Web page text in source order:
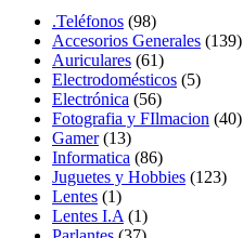
.Teléfonos (98)
Accesorios Generales (139)
Auriculares (61)
Electrodomésticos (5)
Electrónica (56)
Fotografia y FIlmacion (40)
Gamer (13)
Informatica (86)
Juguetes y Hobbies (123)
Lentes (1)
Lentes I.A (1)